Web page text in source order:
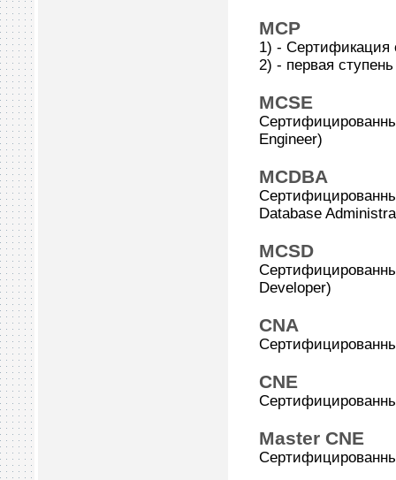
MCP
1) - Сертификация
2) - первая
MCSE
Engineer)
MCDBA
Database
MCSD
Developer)
CNA
CNE
Master CNE